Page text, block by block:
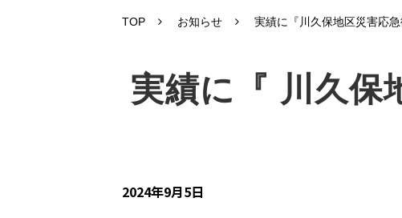
TOP お知らせ 実績に『川久保地区災害応
実績に『 川久保
2024年9月5日